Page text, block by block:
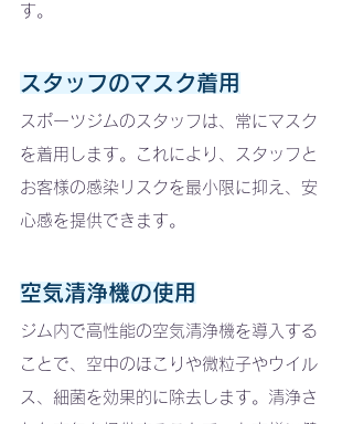
す。
スタッフのマスク着用
スポーツジムのスタッフは、常にマスク
を着用します。これにより、スタッフと
お客様の感染リスクを最小限に抑え、安
心感を提供できます。
空気清浄機の使用
ジム内で高性能の空気清浄機を導入する
ことで、空中のほこりや微粒子やウイル
ス、細菌を効果的に除去します。清浄さ